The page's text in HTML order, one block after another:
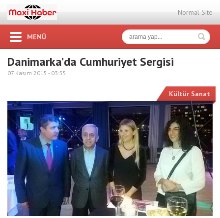
Normal Site
MENÜ
Danimarka’da Cumhuriyet Sergisi
07 Kasım 2015 - 03:55
Kültür Sanat